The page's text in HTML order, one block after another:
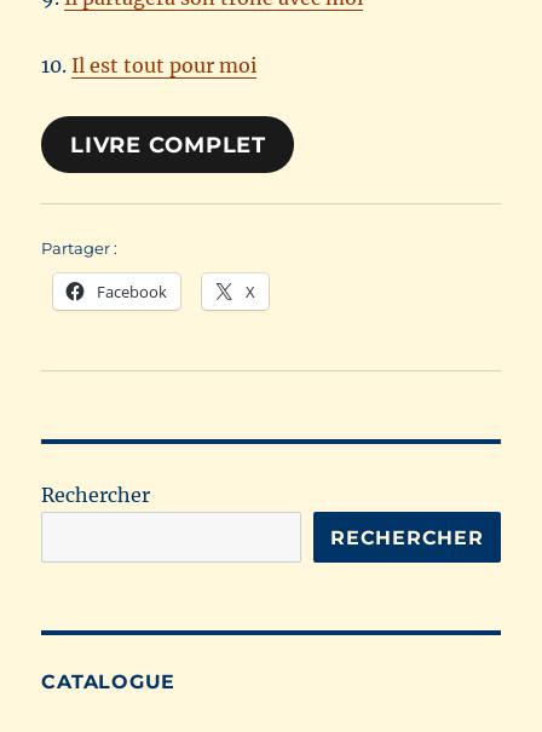
10.Il est tout pour moi
LIVRE COMPLET
Partager :
Facebook X
Rechercher
RECHERCHER
CATALOGUE